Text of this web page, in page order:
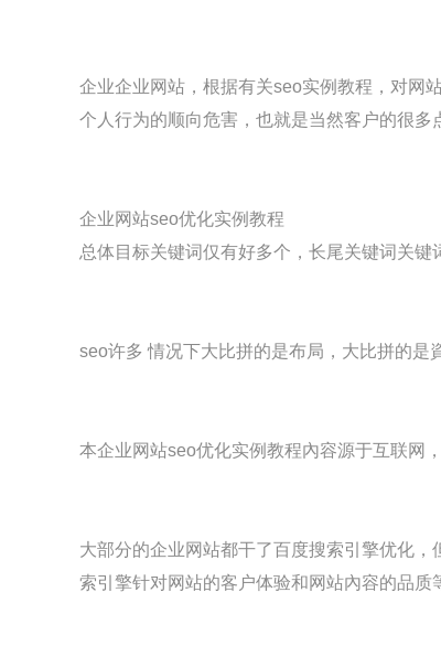
企业企业网站，根据有关seo实例教程，对网
个人行为的顺向危害，也就是当然客户的很多
企业网站seo优化实例教程
总体目标关键词仅有好多个，长尾关键词关
seo许多 情况下大比拼的是布局，大比拼的是
本企业网站seo优化实例教程內容源于互联网
大部分的企业网站都干了百度搜索引擎优化
索引擎针对网站的客户体验和网站內容的品